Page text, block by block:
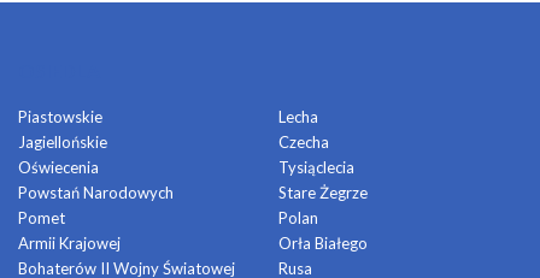
Piastowskie
Jagiellońskie
Oświecenia
Powstań Narodowych
Pomet
Armii Krajowej
Bohaterów II Wojny Światowej
Lecha
Czecha
Tysiąclecia
Stare Żegrze
Polan
Orła Białego
Rusa